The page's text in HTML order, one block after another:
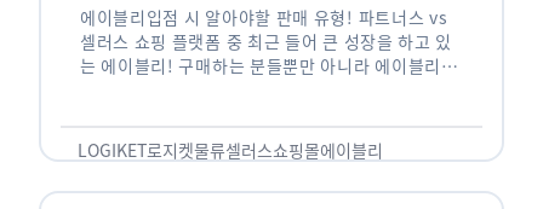
에이블리입점 시 알아야할 판매 유형! 파트너스 vs
셀러스 쇼핑 플랫폼 중 최근 들어 큰 성장을 하고 있
는 에이블리! 구매하는 분들뿐만 아니라 에이블리에
LOGIKET로지켓물류셀러스쇼핑몰에이블리